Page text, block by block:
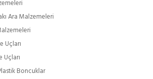
Ara Malzemeleri
Uçları
Uçları
Boncuklar